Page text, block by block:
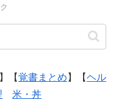
】【覚書まとめ 】【ヘル
米・丼